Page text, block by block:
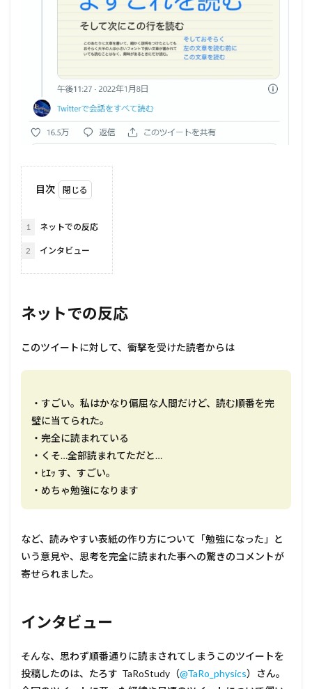
目次
1 ネットでの反応
2 インタビュー
ネットでの反応
このツイートに対して、衝撃を受けた読者からは
・すごい。私はかなり偏屈な人間だけど、読む順番を完
璧に当てられた。
・完全に読まれている
・くそ…全部読まれてただと…
・ﾋｴｯ す、すごい。
・めちゃ勉強になります
など、読みやすい表紙の作り方について「勉強になった」と
いう意見や、思考を完全に読まれた事への驚きのコメントが
寄せられました。
インタビュー
そんな、思わず順番通りに読まされてしまうこのツイートを
投稿したのは、たろす TaRoStudy（@TaRo_physics）さん。